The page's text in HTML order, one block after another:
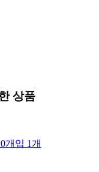
상품
개입 1개